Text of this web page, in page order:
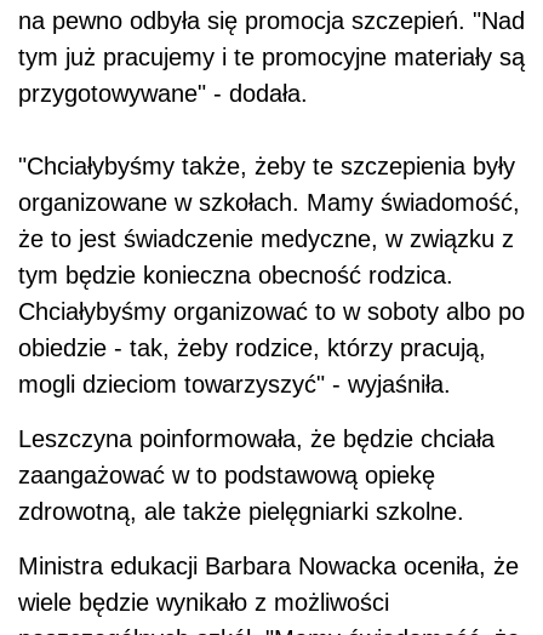
na pewno odbyła się promocja szczepień. "Nad
tym już pracujemy i te promocyjne materiały są
przygotowywane" - dodała.
"Chciałybyśmy także, żeby te szczepienia były
organizowane w szkołach. Mamy świadomość,
że to jest świadczenie medyczne, w związku z
tym będzie konieczna obecność rodzica.
Chciałybyśmy organizować to w soboty albo po
obiedzie - tak, żeby rodzice, którzy pracują,
mogli dzieciom towarzyszyć" - wyjaśniła.
Leszczyna poinformowała, że będzie chciała
zaangażować w to podstawową opiekę
zdrowotną, ale także pielęgniarki szkolne.
Ministra edukacji Barbara Nowacka oceniła, że
wiele będzie wynikało z możliwości